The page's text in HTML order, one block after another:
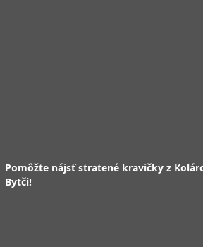
Pomôžte nájsť stratené kravičky z
Bytči!